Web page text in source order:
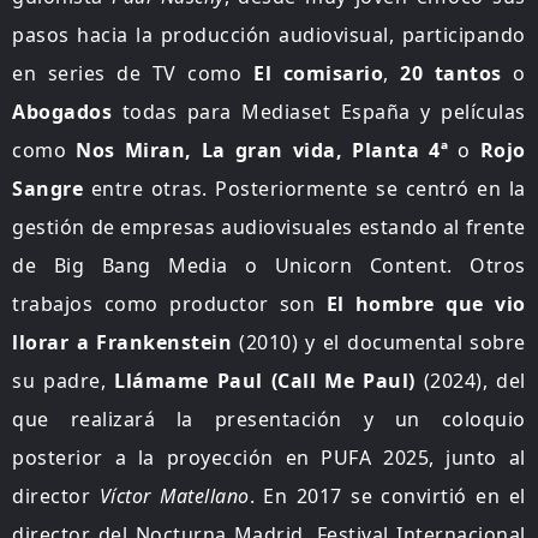
pasos hacia la producción audiovisual, participando
en series de TV como El comisario, 20 tantos o
Abogados todas para Mediaset España y películas
como Nos Miran, La gran vida, Planta 4ª o Rojo
Sangre entre otras. Posteriormente se centró en la
gestión de empresas audiovisuales estando al frente
de Big Bang Media o Unicorn Content. Otros
trabajos como productor son El hombre que vio
llorar a Frankenstein (2010) y el documental sobre
su padre, Llámame Paul (Call Me Paul) (2024), del
que realizará la presentación y un coloquio
posterior a la proyección en PUFA 2025, junto al
director Víctor Matellano. En 2017 se convirtió en el